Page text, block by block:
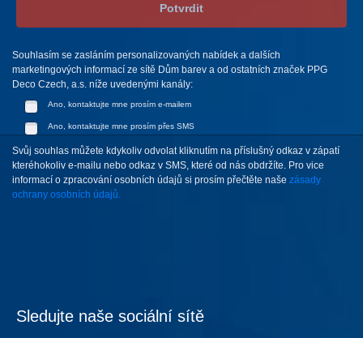
Potvrdit
Souhlasím se zasláním personalizovaných nabídek a dalších
marketingových informací ze sítě Dům barev a od ostatních značek PPG
Deco Czech, a.s. níže uvedenými kanály:
Ano, kontaktujte mne prosím e-mailem
Ano, kontaktujte mne prosím přes SMS
Svůj souhlas můžete kdykoliv odvolat kliknutím na příslušný odkaz v zápatí
kteréhokoliv e-mailu nebo odkaz v SMS, které od nás obdržíte. Pro vice
informací o zpracování osobních údajů si prosím přečtěte naše zásady
ochrany osobních údajů.
Sledujte naše sociální sítě